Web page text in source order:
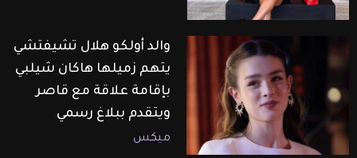
والد أولكو هلال تشيفتشي
يتهم زميلها هاكان شيلبي
بإقامة علاقة مع قاصر
ويتقدم ببلاغ رسمي
ميكس